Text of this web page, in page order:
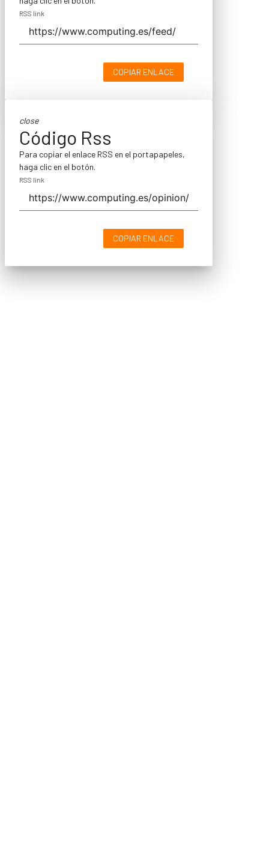
RSS link
COPIAR ENLACE
close
Código Rss
Para copiar el enlace RSS en el portapapeles,
haga clic en el botón.
RSS link
COPIAR ENLACE